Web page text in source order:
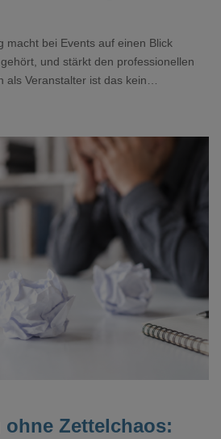
macht bei Events auf einen Blick
und stärkt den professionellen
als Veranstalter ist das kein
mit Stickerei oder mehreren
Loading...
Zettelchaos: